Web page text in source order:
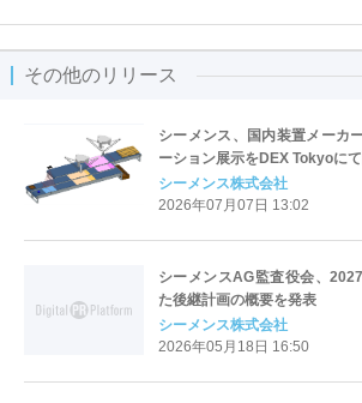
その他のリリース
シーメンス、国内装置メーカ
ーション展示をDEX Tokyoに
シーメンス株式会社
2026年07月07日 13:02
シーメンスAG監査役会、
た後継計画の概要を発表
シーメンス株式会社
2026年05月18日 16:50